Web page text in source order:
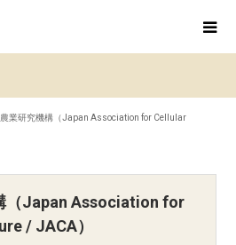
業研究機構（Japan Association for Cellular
（Japan Association for
/ JACA）